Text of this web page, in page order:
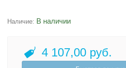
Наличие: В наличии
4 107,00 руб.